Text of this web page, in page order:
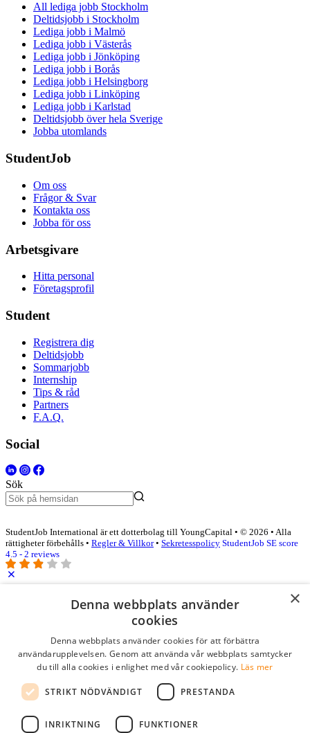
All lediga jobb Stockholm
Deltidsjobb i Stockholm
Lediga jobb i Malmö
Lediga jobb i Västerås
Lediga jobb i Jönköping
Lediga jobb i Borås
Lediga jobb i Helsingborg
Lediga jobb i Linköping
Lediga jobb i Karlstad
Deltidsjobb över hela Sverige
Jobba utomlands
StudentJob
Om oss
Frågor & Svar
Kontakta oss
Jobba för oss
Arbetsgivare
Hitta personal
Företagsprofil
Student
Registrera dig
Deltidsjobb
Sommarjobb
Internship
Tips & råd
Partners
F.A.Q.
Social
Sök
StudentJob International är ett dotterbolag till YoungCapital • © 2026 • Alla
rättigheter förbehålls • Regler & Villkor• Sekretesspolicy StudentJob SE score
4.5 - 2 reviews
Logga in som företag
Lösenord
kom ihåg mig
logga in
×
Denna webbplats använder
cookies
Denna webbplats använder cookies för att förbättra
användarupplevelsen. Genom att använda vår webbplats samtycker
du till alla cookies i enlighet med vår cookiepolicy. Läs mer
STRIKT NÖDVÄNDIGT PRESTANDA
INRIKTNING FUNKTIONER